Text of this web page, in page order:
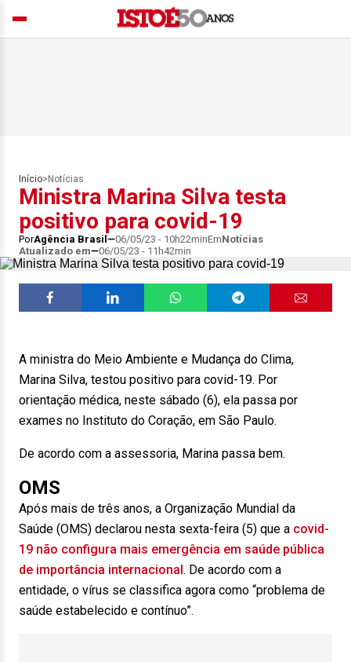
Início> Notícias
Ministra Marina Silva testa
positivo para covid-19
PorAgência Brasil 06/05/23 - 10h22minEmNotícias
Atualizado em
06/05/23 - 11h42min
A ministra do Meio Ambiente e Mudança do Clima,
Marina Silva, testou positivo para covid-19. Por
orientação médica, neste sábado (6), ela passa por
exames no Instituto do Coração, em São Paulo.
De acordo com a assessoria, Marina passa bem.
OMS
Após mais de três anos, a Organização Mundial da
Saúde (OMS) declarou nesta sexta-feira (5) que a covid-
19 não configura mais emergência em saúde pública
de importância internacional. De acordo com a
entidade, o vírus se classifica agora como “problema de
saúde estabelecido e contínuo”.